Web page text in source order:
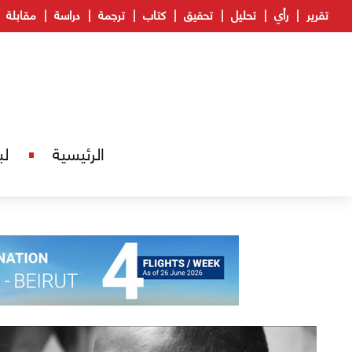
تقرير رأي تحليل تحقيق كتاب ترجمة دراسة مقابلة
الرئيسية